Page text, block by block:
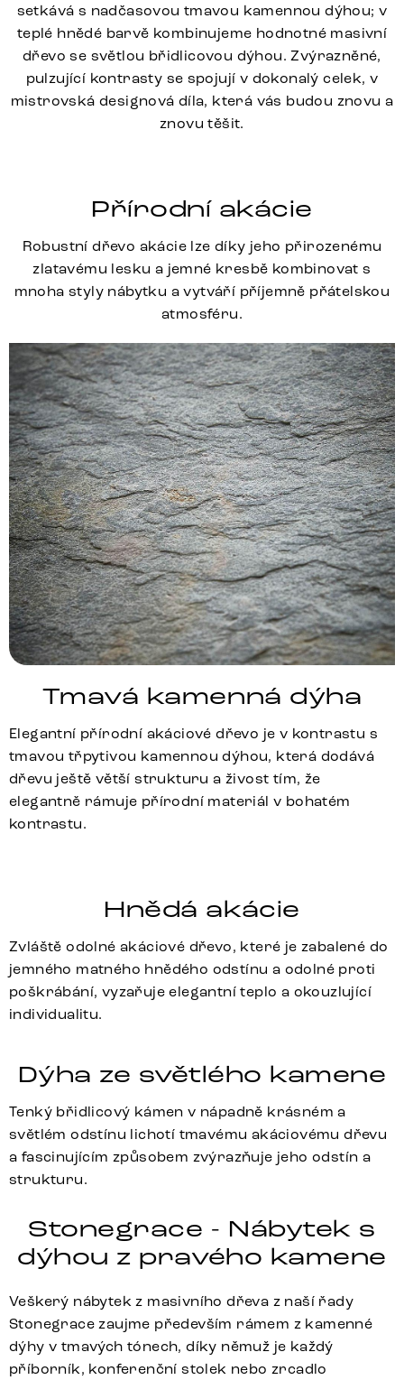
setkává s nadčasovou tmavou kamennou dýhou; v
teplé hnědé barvě kombinujeme hodnotné masivní
dřevo se světlou břidlicovou dýhou. Zvýrazněné,
pulzující kontrasty se spojují v dokonalý celek, v
mistrovská designová díla, která vás budou znovu a
znovu těšit.
Přírodní akácie
Robustní dřevo akácie lze díky jeho přirozenému
zlatavému lesku a jemné kresbě kombinovat s
mnoha styly nábytku a vytváří příjemně přátelskou
atmosféru.
Tmavá kamenná dýha
Elegantní přírodní akáciové dřevo je v kontrastu s
tmavou třpytivou kamennou dýhou, která dodává
dřevu ještě větší strukturu a živost tím, že
elegantně rámuje přírodní materiál v bohatém
kontrastu.
Hnědá akácie
Zvláště odolné akáciové dřevo, které je zabalené do
jemného matného hnědého odstínu a odolné proti
poškrábání, vyzařuje elegantní teplo a okouzlující
individualitu.
Dýha ze světlého kamene
Tenký břidlicový kámen v nápadně krásném a
světlém odstínu lichotí tmavému akáciovému dřevu
a fascinujícím způsobem zvýrazňuje jeho odstín a
strukturu.
Stonegrace - Nábytek s
dýhou z pravého kamene
Veškerý nábytek z masivního dřeva z naší řady
Stonegrace zaujme především rámem z kamenné
dýhy v tmavých tónech, díky němuž je každý
příborník, konferenční stolek nebo zrcadlo